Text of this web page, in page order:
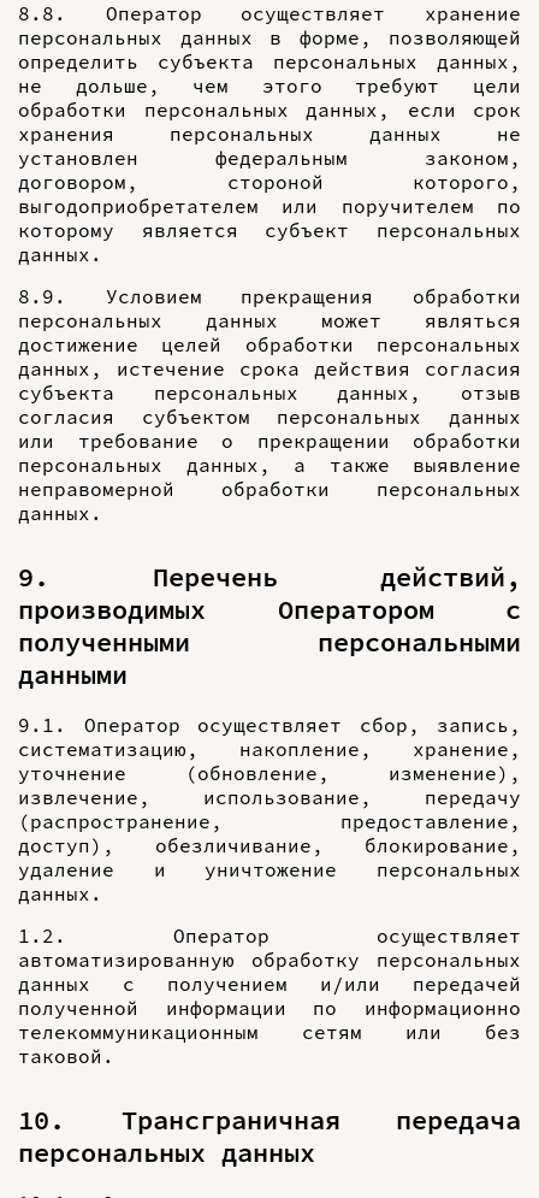
8.8. Оператор осуществляет хранение
персональных данных в форме, позволяющей
определить субъекта персональных данных,
не дольше, чем этого требуют цели
обработки персональных данных, если срок
хранения персональных данных не
установлен федеральным законом,
договором, стороной которого,
выгодоприобретателем или поручителем по
которому является субъект персональных
данных.
8.9. Условием прекращения обработки
персональных данных может являться
достижение целей обработки персональных
данных, истечение срока действия согласия
субъекта персональных данных, отзыв
согласия субъектом персональных данных
или требование о прекращении обработки
персональных данных, а также выявление
неправомерной обработки персональных
данных.
9. Перечень действий,
производимых Оператором с
полученными персональными
данными
9.1. Оператор осуществляет сбор, запись,
систематизацию, накопление, хранение,
уточнение (обновление, изменение),
извлечение, использование, передачу
(распространение, предоставление,
доступ), обезличивание, блокирование,
удаление и уничтожение персональных
данных.
1.2. Оператор осуществляет
автоматизированную обработку персональных
данных с получением и/или передачей
полученной информации по информационно
телекоммуникационным сетям или без
таковой.
10. Трансграничная передача
персональных данных